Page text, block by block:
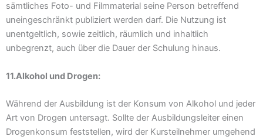
sämtliches Foto- und Filmmaterial seine Person betreffend
uneingeschränkt publiziert werden darf. Die Nutzung ist
unentgeltlich, sowie zeitlich, räumlich und inhaltlich
unbegrenzt, auch über die Dauer der Schulung hinaus.
11.Alkohol und Drogen:
Während der Ausbildung ist der Konsum von Alkohol und jeder
Art von Drogen untersagt. Sollte der Ausbildungsleiter einen
Drogenkonsum feststellen, wird der Kursteilnehmer umgehend